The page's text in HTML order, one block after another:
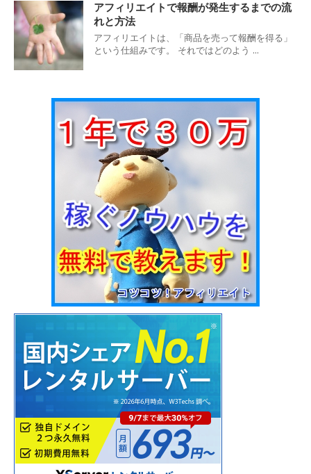
アフィリエイトで報酬が発生するまでの流
れと方法
アフィリエイトは、「商品を売って報酬を得る」
という仕組みです。 それではどのよう ...